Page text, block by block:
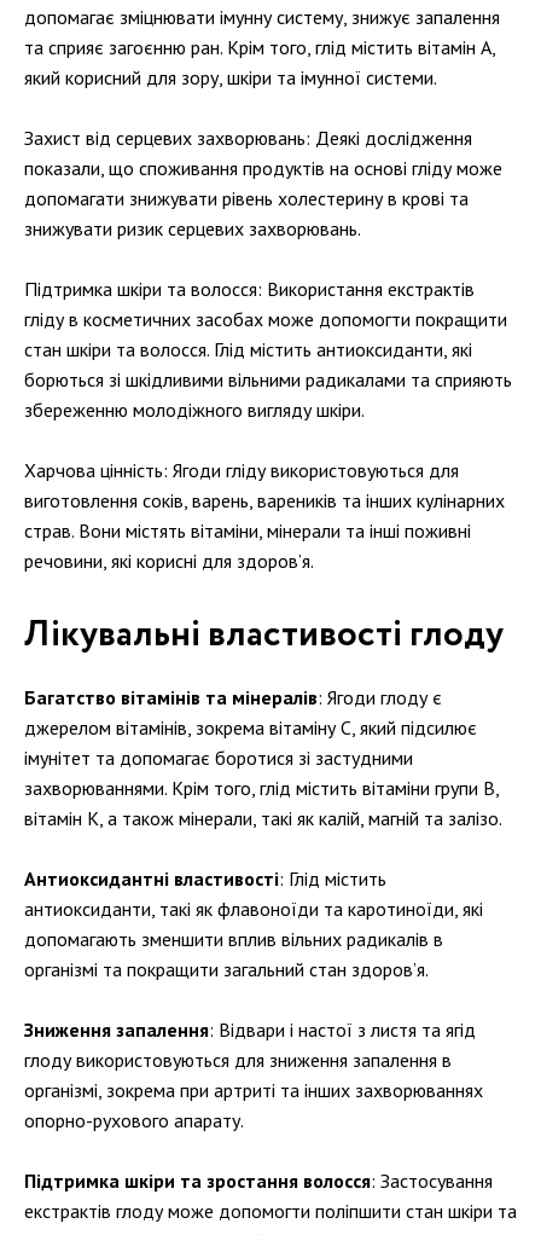
допомагає зміцнювати імунну систему, знижує запалення
та сприяє загоєнню ран. Крім того, глід містить вітамін А,
який корисний для зору, шкіри та імунної системи.
Захист від серцевих захворювань: Деякі дослідження
показали, що споживання продуктів на основі гліду може
допомагати знижувати рівень холестерину в крові та
знижувати ризик серцевих захворювань.
Підтримка шкіри та волосся: Використання екстрактів
гліду в косметичних засобах може допомогти покращити
стан шкіри та волосся. Глід містить антиоксиданти, які
борються зі шкідливими вільними радикалами та сприяють
збереженню молодіжного вигляду шкіри.
Харчова цінність: Ягоди гліду використовуються для
виготовлення соків, варень, вареників та інших кулінарних
страв. Вони містять вітаміни, мінерали та інші поживні
речовини, які корисні для здоров’я.
Лікувальні властивості глоду
Багатство вітамінів та мінералів: Ягоди глоду є
джерелом вітамінів, зокрема вітаміну С, який підсилює
імунітет та допомагає боротися зі застудними
захворюваннями. Крім того, глід містить вітаміни групи В,
вітамін К, а також мінерали, такі як калій, магній та залізо.
Антиоксидантні властивості: Глід містить
антиоксиданти, такі як флавоноїди та каротиноїди, які
допомагають зменшити вплив вільних радикалів в
організмі та покращити загальний стан здоров’я.
Зниження запалення: Відвари і настої з листя та ягід
глоду використовуються для зниження запалення в
організмі, зокрема при артриті та інших захворюваннях
опорно-рухового апарату.
Підтримка шкіри та зростання волосся: Застосування
екстрактів глоду може допомогти поліпшити стан шкіри та